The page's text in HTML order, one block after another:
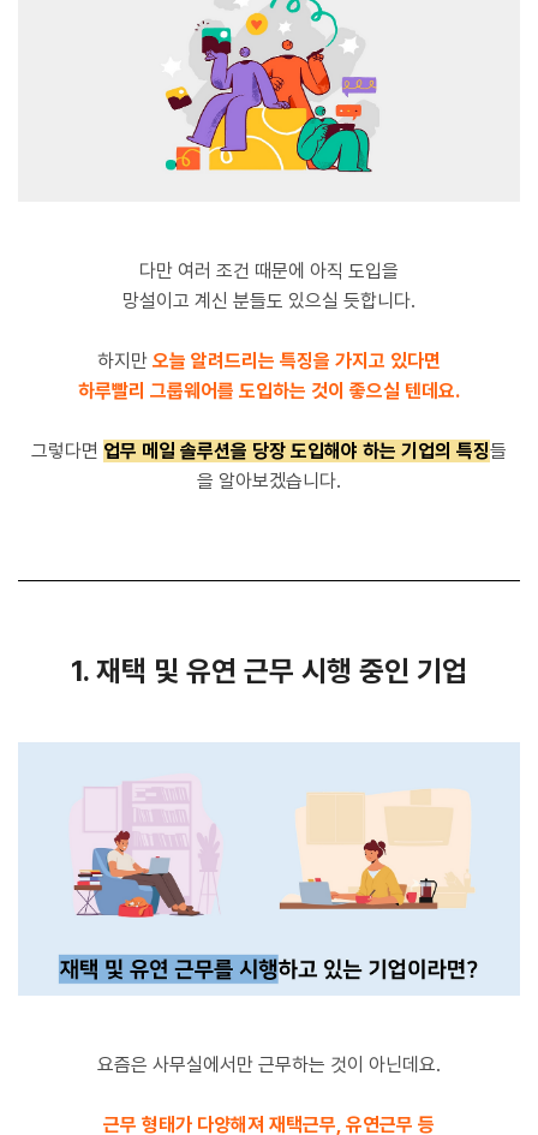
다만 여러 조건 때문에 아직 도입을
망설이고 계신 분들도 있으실 듯합니다.
하지만 오늘 알려드리는 특징을 가지고 있다면
하루빨리 그룹웨어를 도입하는 것이 좋으실 텐데요.
그렇다면 업무 메일 솔루션을 당장 도입해야 하는 기업의 특징들
을 알아보겠습니다.
1. 재택 및 유연 근무 시행 중인 기업
요즘은 사무실에서만 근무하는 것이 아닌데요.
근무 형태가 다양해져 재택근무, 유연근무 등